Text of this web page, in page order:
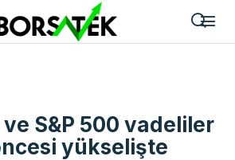
S&P 500 vadeliler
yükselişte